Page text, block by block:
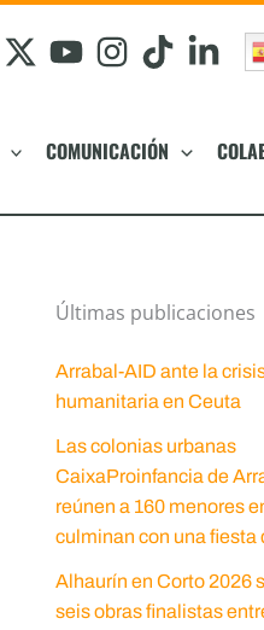
COMUNICACIÓN
Últimas publicaciones
Arrabal-AID ante la
humanitaria en Ceuta
Las colonias urbanas
CaixaProinfancia de
reúnen a 160 menores
culminan con una fiesta
Alhaurín en Corto 2026
seis obras finalistas